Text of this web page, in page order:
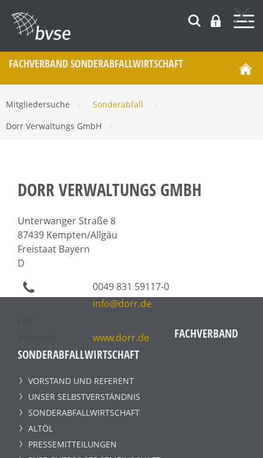
FACHVERBAND SONDERABFALL­WIRTSCHAFT
Mitgliedersuche Sonderabfall
Dorr Verwaltungs GmbH
DORR VERWALTUNGS GMBH
Unterwanger Straße 8
87439 Kempten/Allgäu
Freistaat Bayern
D
0049 831 59117-0
info@dorr.de
www.dorr.de
FACHVERBAND
SONDERABFALLWIRTSCHAFT
VORSTAND UND REFERENT
UNSER SELBSTVERSTÄNDNIS
SONDERABFALLWIRTSCHAFT
ALTÖL
PRESSEMITTEILUNGEN